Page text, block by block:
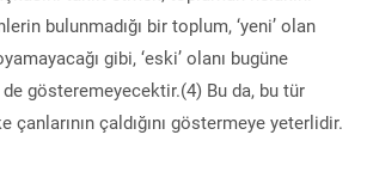
bulunmadığı bir toplum, ‘yeni’ olan
gibi, ‘eski’ olanı bugüne
gösteremeyecektir.(4) Bu da, bu tür
çaldığını göstermeye yeterlidir.